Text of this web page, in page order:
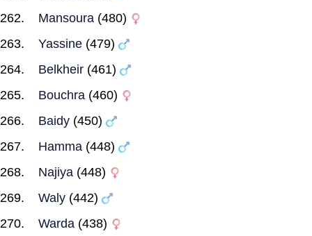
Mansoura (480)
Yassine (479)
Belkheir (461)
Bouchra (460)
Baidy (450)
Hamma (448)
Najiya (448)
Waly (442)
Warda (438)